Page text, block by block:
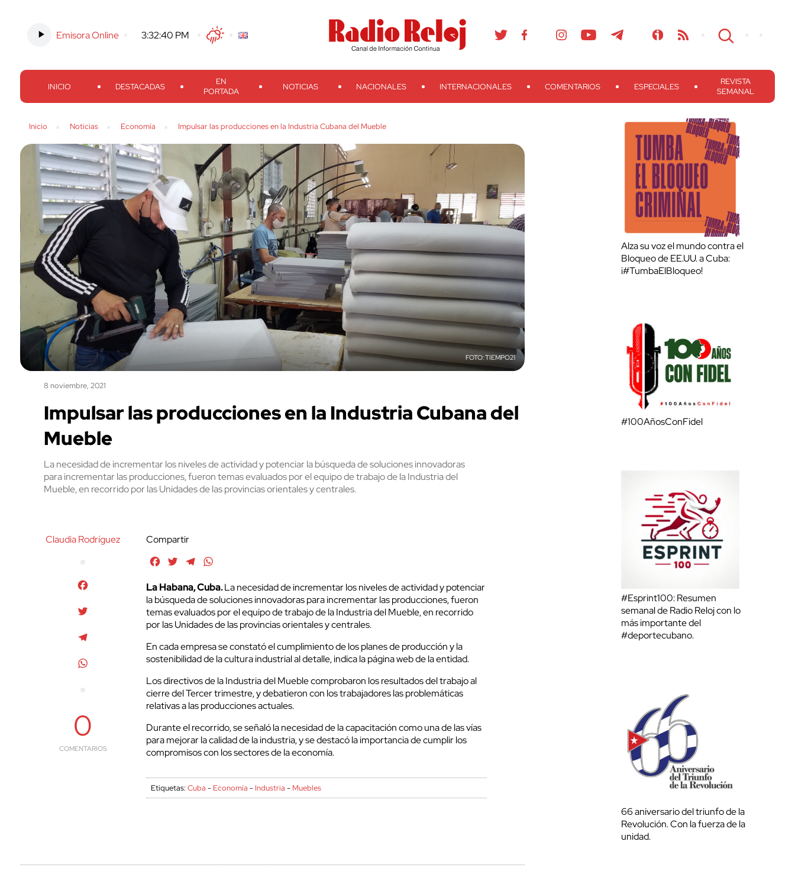
Emisora Online -3:32:41 PM TwitterFacebook
Threads
Instagram TelegramTeveo Ivoox RSS Search
INICIO DESTACADAS
EN
PORTADA
NOTICIAS NACIONALES INTERNACIONALES COMENTARIOS ESPECIALES
REVISTA
SEMANAL
Inicio Noticias Economía Impulsar las producciones en la Industria Cubana del Mueble
TIEMPO21
8 noviembre, 2021
Impulsar las producciones en la Industria Cubana del
Mueble
La necesidad de incrementar los niveles de actividad y potenciar la búsqueda de soluciones innovadoras
para incrementar las producciones, fueron temas evaluados por el equipo de trabajo de la Industria del
Mueble, en recorrido por las Unidades de las provincias orientales y centrales.
Claudia Rodríguez
0
COMENTARIOS
Compartir
FacebookTwitterTelegram
La Habana, Cuba.La necesidad de incrementar los niveles de actividad y potenciar
la búsqueda de soluciones innovadoras para incrementar las producciones, fueron
temas evaluados por el equipo de trabajo de la Industria del Mueble, en recorrido
por las Unidades de las provincias orientales y centrales.
En cada empresa se constató el cumplimiento de los planes de producción y la
sostenibilidad de la cultura industrial al detalle, indica la página web de la entidad.
Los directivos de la Industria del Mueble comprobaron los resultados del trabajo al
cierre del Tercer trimestre, y debatieron con los trabajadores las problemáticas
relativas a las producciones actuales.
Durante el recorrido, se señaló la necesidad de la capacitación como una de las vías
para mejorar la calidad de la industria, y se destacó la importancia de cumplir los
compromisos con los sectores de la economía.
Etiquetas:Cuba - Economía - Industria - Muebles
Alza su voz el mundo contra el
Bloqueo de EE.UU. a Cuba:
¡#TumbaElBloqueo!
#100AñosConFidel
#Esprint100: Resumen
semanal de Radio Reloj con lo
más importante del
#deportecubano.
66 aniversario del triunfo de la
Revolución. Con la fuerza de la
unidad.